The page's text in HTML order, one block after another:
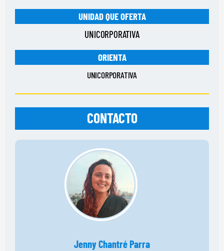
UNIDAD QUE OFERTA
UNICORPORATIVA
ORIENTA
UNICORPORATIVA
CONTACTO
Jenny Chantré Parra